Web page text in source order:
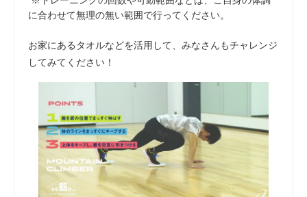
に合わせて無理の無い範囲で行ってください。
お家にあるタオルなどを活用して、みなさんもチャレンジ
してみてください！